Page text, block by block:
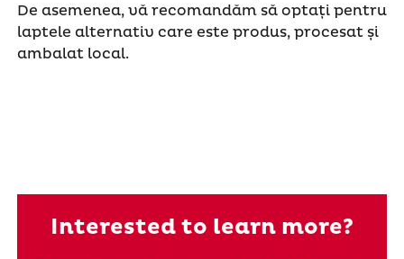
De asemenea, vă recomandăm să optați pentru
laptele alternativ care este produs, procesat și
ambalat local.
Interested to learn more?